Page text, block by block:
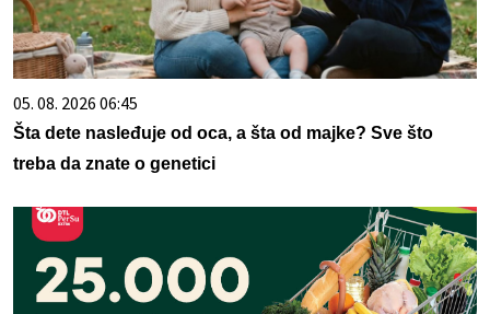
05. 08. 2026 06:45
Šta dete nasleđuje od oca, a šta od majke? Sve što
treba da znate o genetici